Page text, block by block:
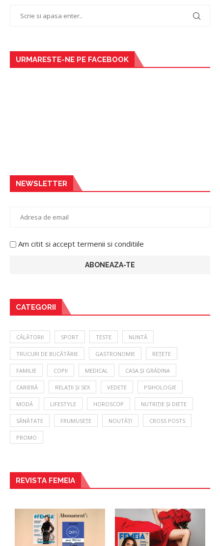
URMARESTE-NE PE FACEBOOK
NEWSLETTER
Am citit si accept termenii si conditiile
CATEGORII
CĂLĂTORII SPORT TESTE NUNTĂ
TRUCURI DE BUCĂTĂRIE GASTRONOMIE REȚETE
FAMILIE COPII MEDICAL CASA ȘI GRĂDINA
CARIERĂ RELAȚII ȘI SEX VEDETE PSIHOLOGIE
MODĂ LIFESTYLE HOROSCOP NUTRIȚIE ȘI DIETE
SĂNĂTATE FRUMUSEȚE NOUTĂȚI CROSS POSTS
PROMO
REVISTA FEMEIA